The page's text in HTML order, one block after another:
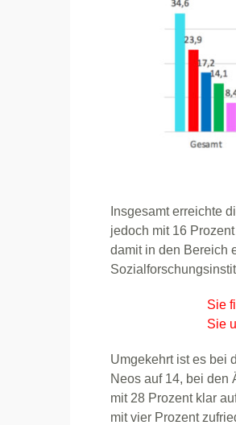
Insgesamt erreichte
jedoch mit 16
damit in den Bereich
Sie
Sie
Umgekehrt ist es bei
Neos auf 14, bei den
mit 28 Prozent klar
mit vier Prozent